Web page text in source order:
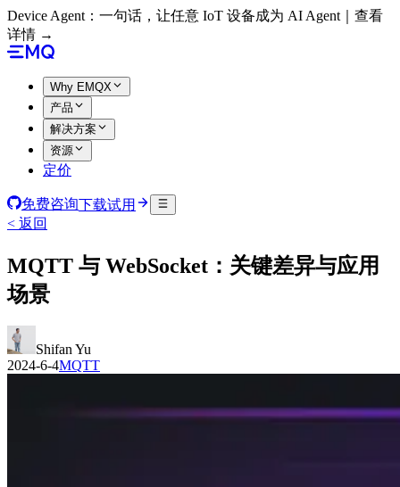
Device Agent：一句话，让任意 IoT 设备成为 AI Agent｜查看
详情 →
Why EMQX
产品
解决方案
资源
定价
免费咨询下载试用
< 返回
MQTT 与 WebSocket：关键差异与应用
场景
Shifan Yu
2024-6-4MQTT